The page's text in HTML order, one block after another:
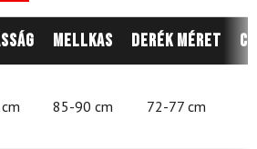
Mellkas Derék méret
85-90 cm 72-77 cm